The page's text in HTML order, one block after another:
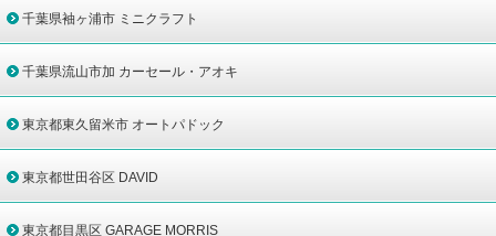
千葉県袖ヶ浦市 ミニクラフト
千葉県流山市加 カーセール・アオキ
東京都東久留米市 オートパドック
東京都世田谷区 DAVID
東京都目黒区 GARAGE MORRIS